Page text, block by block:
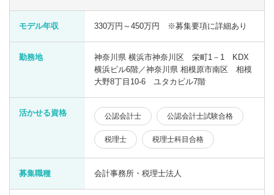
求人情報
モデル年収 330万円～450万円 ※募集要項に詳細あり
勤務地
神奈川県 横浜市神奈川区 栄町1－1 KDX
横浜ビル6階／神奈川県 相模原市南区 相模
大野8丁目10-6 ユタカビル7階
活かせる資格 公認会計士 公認会計士試験合格
税理士 税理士科目合格
募集職種 会計事務所・税理士法人